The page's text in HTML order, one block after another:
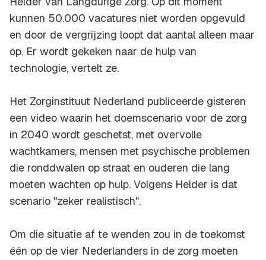
kunnen 50.000 vacatures niet worden opgevuld
en door de vergrijzing loopt dat aantal alleen maar
op. Er wordt gekeken naar de hulp van
technologie, vertelt ze.
Het Zorginstituut Nederland publiceerde gisteren
een video waarin het doemscenario voor de zorg
in 2040 wordt geschetst, met overvolle
wachtkamers, mensen met psychische problemen
die ronddwalen op straat en ouderen die lang
moeten wachten op hulp. Volgens Helder is dat
scenario "zeker realistisch".
Om die situatie af te wenden zou in de toekomst
één op de vier Nederlanders in de zorg moeten